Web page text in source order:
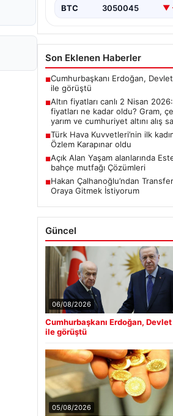
BTC 3050045 ▼
Son Eklenen Haberler
■Cumhurbaşkanı Erdoğan,
ile görüştü
■Altın fiyatları canlı 2 Nisan
fiyatları ne kadar oldu? Gram,
yarım ve cumhuriyet altını alış
■Türk Hava Kuvvetleri’nin ilk
Özlem Karapınar oldu
■Açık Alan Yaşam alanlarında
bahçe mutfağı Çözümleri
■Hakan Çalhanoğlu’ndan
Oraya Gitmek İstiyorum
Güncel
06/08/2026
Cumhurbaşkanı Erdoğan,
ile görüştü
05/08/2026